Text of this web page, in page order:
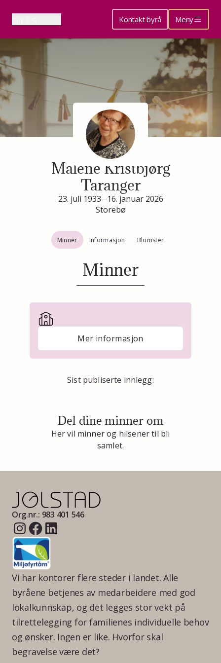
Kontakt byrå Meny
Minneside for
Malene Kristbjørg
Taranger
23. juli 1933 16. januar 2026
Storebø
Minner Informasjon Blomster
Minner
Mer informasjon
Sist publiserte innlegg:
Del dine minner om
Her vil minner og hilsener til bli
samlet.
Org.nr.: 983 401 546
Vi har kontorer flere steder i landet. Alle
byråene betjenes av medarbeidere med god
lokalkunnskap, og det legges stor vekt på
tilrettelegging for familienes individuelle behov
og ønsker. Ingen er like. Hvorfor skal
begravelse være det?